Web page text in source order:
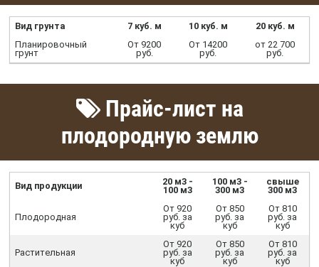
Вид грунта 7 куб. м 10 куб. м
20 куб. м
Планировочный
грунт
От 9200
руб.
От 14200
руб.
от 22 700
руб.
Прайс-лист на
плодородную землю
Вид продукции
20 м3 -
100 м3
100 м3 -
300 м3
свыше
300 м3
Плодородная
От 920
руб. за
куб
От 850
руб. за
куб
От 810
руб. за
куб
Растительная
От 920
руб. за
куб
От 850
руб. за
куб
От 810
руб. за
куб